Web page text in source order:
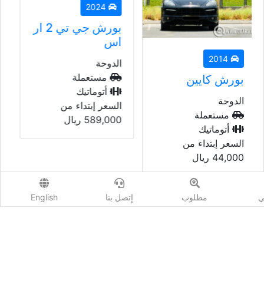
2024
بورش جي تي 2 ار
اس
الدوحة
مستعملة
السعر إبتداء من
589,000 ريال
2024
بورش كايين
السعر إبتداء من
مطلوب إتصل بنا English